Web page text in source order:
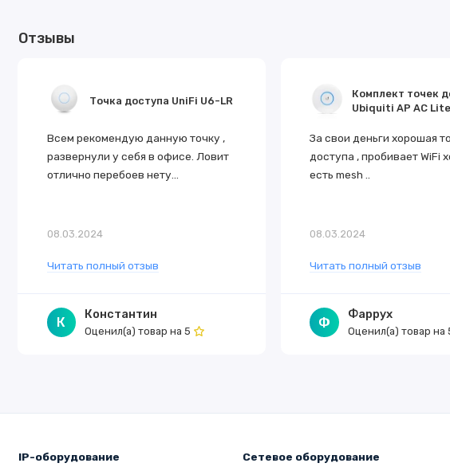
Отзывы
Точка доступа UniFi U6-LR
Всем рекомендую данную точку ,
развернули у себя в офисе. Ловит
отлично перебоев нету...
08.03.2024
Читать полный отзыв
К
Константин
Оценил(а) товар на5
Комплект точек
Ubiquiti AP AC Lite
За свои деньги хорошая
доступа , пробивает WiFi
есть mesh ..
08.03.2024
Читать полный отзыв
Ф
Фаррух
Оценил(а) товар на
IP-оборудование Сетевое оборудование